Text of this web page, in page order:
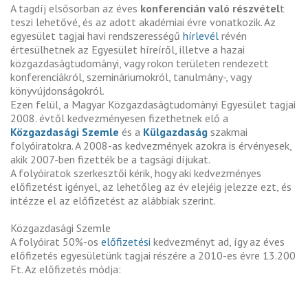
A tagdíj elsősorban az éves konferencián való részvételt
teszi lehetővé, és az adott akadémiai évre vonatkozik. Az
egyesület tagjai havi rendszerességű hírlevél révén
értesülhetnek az Egyesület híreíről, illetve a hazai
közgazdaságtudományi, vagy rokon területen rendezett
konferenciákról, szemináriumokról, tanulmány-, vagy
könyvújdonságokról.
Ezen felül, a Magyar Közgazdaságtudományi Egyesület tagjai
2008. évtől kedvezményesen fizethetnek elő a
Közgazdasági Szemle és a Külgazdaság szakmai
folyóiratokra. A 2008-as kedvezmények azokra is érvényesek,
akik 2007-ben fizették be a tagsági díjukat.
A folyóiratok szerkesztői kérik, hogy aki kedvezményes
előfizetést igényel, az lehetőleg az év elejéig jelezze ezt, és
intézze el az előfizetést az alábbiak szerint.
Közgazdasági Szemle
A folyóirat 50%-os előfizetési kedvezményt ad, így az éves
előfizetés egyesületünk tagjai részére a 2010-es évre 13.200
Ft. Az előfizetés módja: